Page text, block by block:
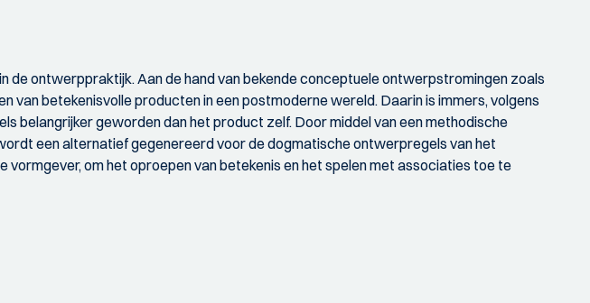
de ontwerppraktijk. Aan de hand van bekende conceptuele ontwerpstromingen zoals
betekenisvolle producten in een postmoderne wereld. Daarin is immers, volgens
belangrijker geworden dan het product zelf. Door middel van een methodische
een alternatief gegenereerd voor de dogmatische ontwerpregels van het
om het oproepen van betekenis en het spelen met associaties toe te